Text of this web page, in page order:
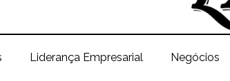
Liderança Empresarial Negócios